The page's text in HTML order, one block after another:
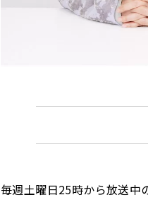
毎週土曜日25時から放送中